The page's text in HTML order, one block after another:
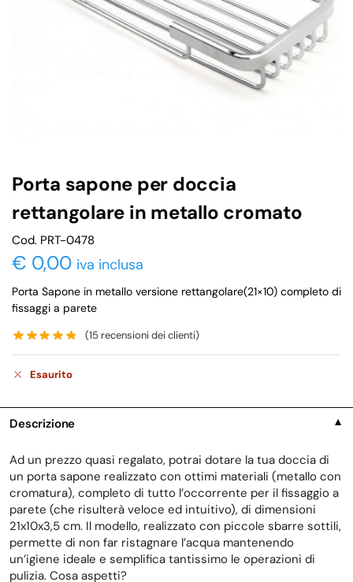
Porta sapone per doccia
rettangolare in metallo cromato
Cod. PRT-0478
€ 0,00 iva inclusa
Porta Sapone in metallo versione rettangolare(21×10) completo di
fissaggi a parete
(15 recensioni dei clienti)
Esaurito
Descrizione ▼
Ad un prezzo quasi regalato, potrai dotare la tua doccia di
un porta sapone realizzato con ottimi materiali (metallo con
cromatura), completo di tutto l’occorrente per il fissaggio a
parete (che risulterà veloce ed intuitivo), di dimensioni
21x10x3,5 cm. Il modello, realizzato con piccole sbarre sottili,
permette di non far ristagnare l’acqua mantenendo
un’igiene ideale e semplifica tantissimo le operazioni di
pulizia. Cosa aspetti?